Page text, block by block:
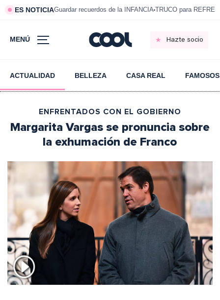
ES NOTICIAGuardar recuerdos de la INFANCIA TRUCO para
MENÚ Hazte socio
ACTUALIDAD BELLEZA CASA REAL FAMOSOS
ENFRENTADOS CON EL GOBIERNO
Margarita Vargas se pronuncia sobre
la exhumación de Franco